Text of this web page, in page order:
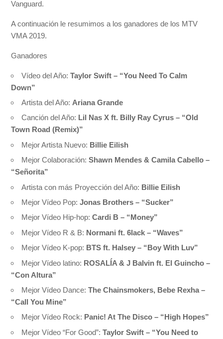
Vanguard.
A continuación le resumimos a los ganadores de los MTV
VMA 2019.
Ganadores
Vídeo del Año:Taylor Swift – “You Need To Calm
Down”
Artista del Año: Ariana Grande
Canción del Año: Lil Nas X ft. Billy Ray Cyrus – “Old
Town Road (Remix)”
Mejor Artista Nuevo: Billie Eilish
Mejor Colaboración:Shawn Mendes & Camila Cabello –
“Señorita”
Artista con más Proyección del Año: Billie Eilish
Mejor Vídeo Pop:Jonas Brothers – “Sucker”
Mejor Vídeo Hip-hop:Cardi B – “Money”
Mejor Vídeo R & B: Normani ft. 6lack – “Waves”
Mejor Vídeo K-pop: BTS ft. Halsey – “Boy With Luv”
Mejor Vídeo latino: ROSALÍA & J Balvin ft. El Guincho –
“Con Altura”
Mejor Vídeo Dance:The Chainsmokers, Bebe Rexha –
“Call You Mine”
Mejor Vídeo Rock: Panic! At The Disco – “High Hopes”
Mejor Vídeo “For Good”:Taylor Swift – “You Need to